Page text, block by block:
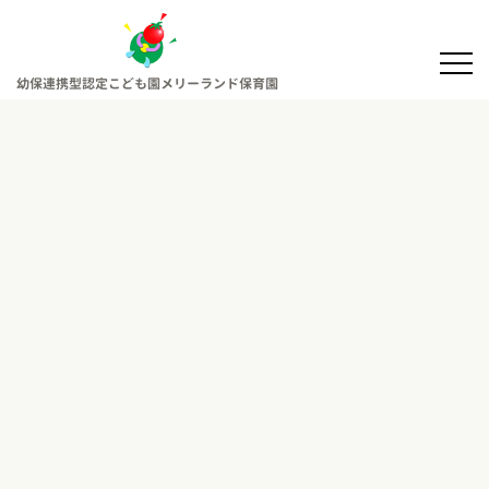
幼保連携型認定こども園メリーランド保育園